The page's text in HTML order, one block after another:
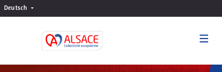
Deutsch Choisir la langue